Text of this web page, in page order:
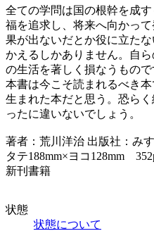
全ての学問は国の根幹を成
福を追求し、将来へ向かっ
果が出ないだとか役に立た
かえるしかありません。自
の生活を著しく損なうもので
本書は今こそ読まれるべき
生まれた本だと思う。恐ら
ったに違いないでしょう。
著者：荒川洋治 出版社：み
タテ188mm×ヨコ128mm
新刊書籍
状態
状態について